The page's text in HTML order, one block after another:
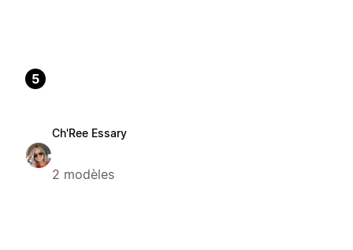
5
Ch'Ree Essary
2 modèles